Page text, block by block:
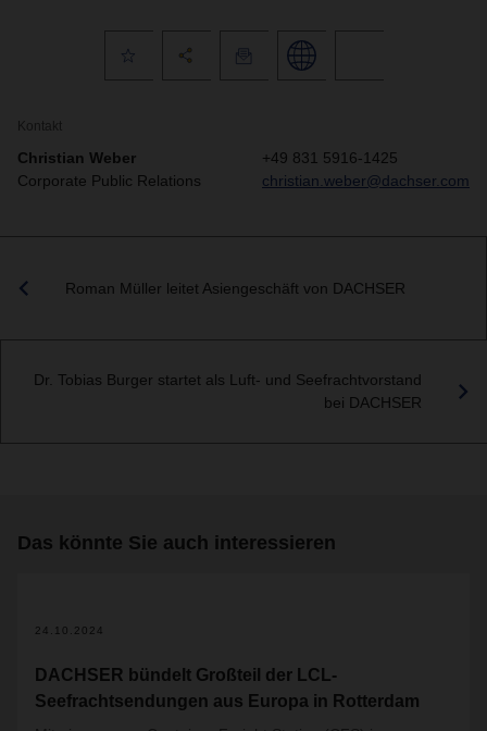
Kontakt
Christian Weber
Corporate Public Relations
+49 831 5916-1425
christian.weber@dachser.com
Roman Müller leitet Asiengeschäft von DACHSER
Dr. Tobias Burger startet als Luft- und Seefrachtvorstand
bei DACHSER
Das könnte Sie auch interessieren
24.10.2024
DACHSER bündelt Großteil der LCL-
Seefrachtsendungen aus Europa in Rotterdam